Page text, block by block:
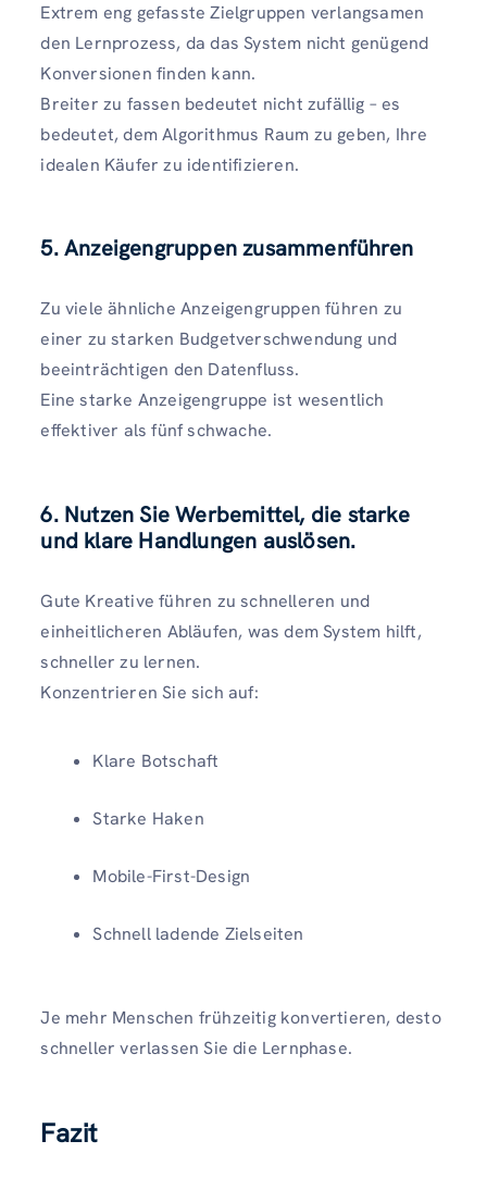
Extrem eng gefasste Zielgruppen verlangsamen
den Lernprozess, da das System nicht genügend
Konversionen finden kann.
Breiter zu fassen bedeutet nicht zufällig – es
bedeutet, dem Algorithmus Raum zu geben, Ihre
idealen Käufer zu identifizieren.
5. Anzeigengruppen zusammenführen
Zu viele ähnliche Anzeigengruppen führen zu
einer zu starken Budgetverschwendung und
beeinträchtigen den Datenfluss.
Eine starke Anzeigengruppe ist wesentlich
effektiver als fünf schwache.
6. Nutzen Sie Werbemittel, die starke
und klare Handlungen auslösen.
Gute Kreative führen zu schnelleren und
einheitlicheren Abläufen, was dem System hilft,
schneller zu lernen.
Konzentrieren Sie sich auf:
Klare Botschaft
Starke Haken
Mobile-First-Design
Schnell ladende Zielseiten
Je mehr Menschen frühzeitig konvertieren, desto
schneller verlassen Sie die Lernphase.
Fazit